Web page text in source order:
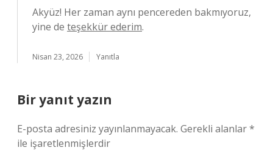
Akyüz! Her zaman aynı pencereden bakmıyoruz,
yine de teşekkür ederim.
Nisan 23, 2026 Yanıtla
Bir yanıt yazın
E-posta adresiniz yayınlanmayacak. Gerekli alanlar*
ile işaretlenmişlerdir